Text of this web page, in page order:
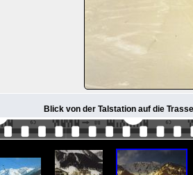
Blick von der Talstation auf die